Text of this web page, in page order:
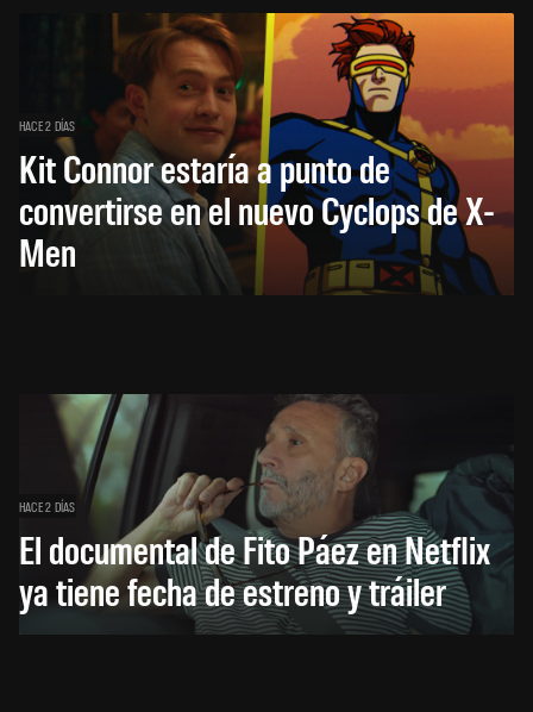
HACE 2 DÍAS
Kit Connor estaría a punto de
convertirse en el nuevo Cyclops de X-
Men
HACE 2 DÍAS
El documental de Fito Páez en Netflix
ya tiene fecha de estreno y tráiler